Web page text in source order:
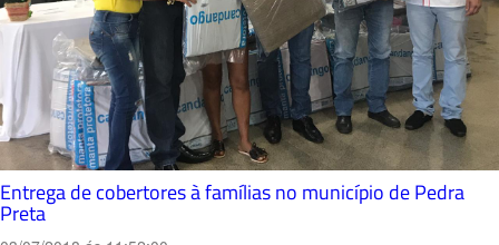
Entrega de cobertores à famílias no município de Pedra
Preta